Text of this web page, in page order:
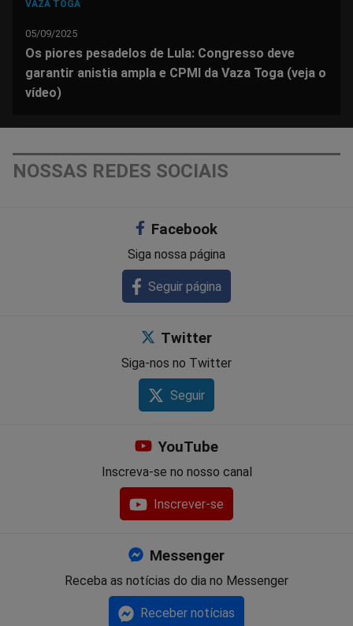
VAZA TOGA
05/09/2025
Os piores pesadelos de Lula: Congresso deve
garantir anistia ampla e CPMI da Vaza Toga (veja o
vídeo)
NOSSAS REDES SOCIAIS
Facebook
Siga nossa página
Seguir página
Twitter
Siga-nos no Twitter
Seguir
YouTube
Inscreva-se no nosso canal
Inscrever-se
Messenger
Receba as notícias do dia no Messenger
Receber notícias